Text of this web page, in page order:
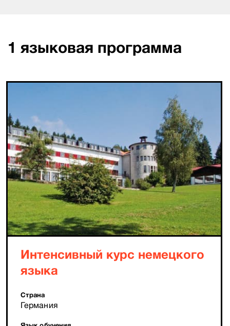
1 языковая программа
Интенсивный курс немецкого
языка
Страна
Германия